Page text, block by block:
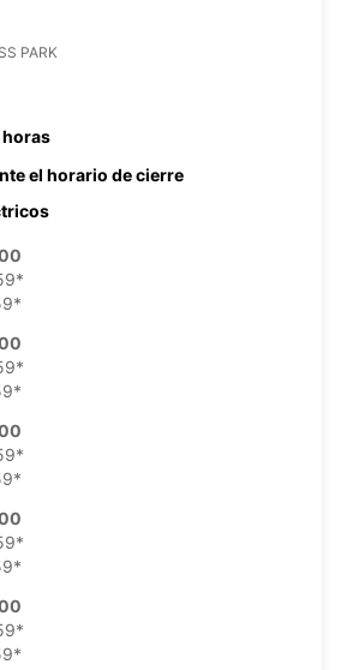
PARK
el horario de cierre